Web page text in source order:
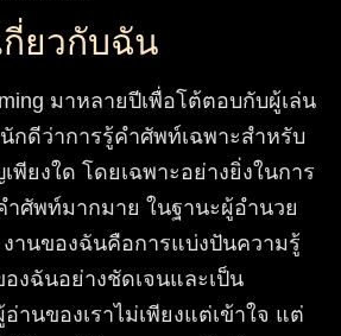
กี่ยวกับฉัน
มาหลายปีเพื่อโต้ตอบกับผู้เล่น
กดีว่าการรู้คำศัพท์เฉพาะสำหรับ
พียงใด โดยเฉพาะอย่างยิ่งในการ
ศัพท์มากมาย ในฐานะผู้อำนวย
านของฉันคือการแบ่งปันความรู้
งฉันอย่างชัดเจนและเป็น
านของเราไม่เพียงแต่เข้าใจ แต่